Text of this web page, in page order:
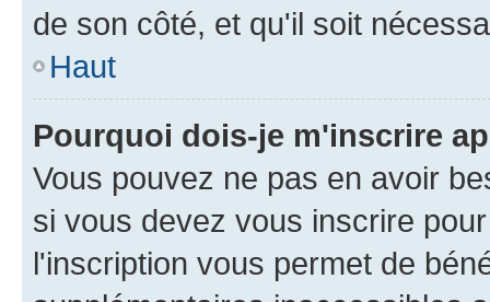
de son côté, et qu'il soit
Haut
Pourquoi dois-je m'inscrire
Vous pouvez ne pas en avoir
si vous devez vous inscrire
l'inscription vous permet de